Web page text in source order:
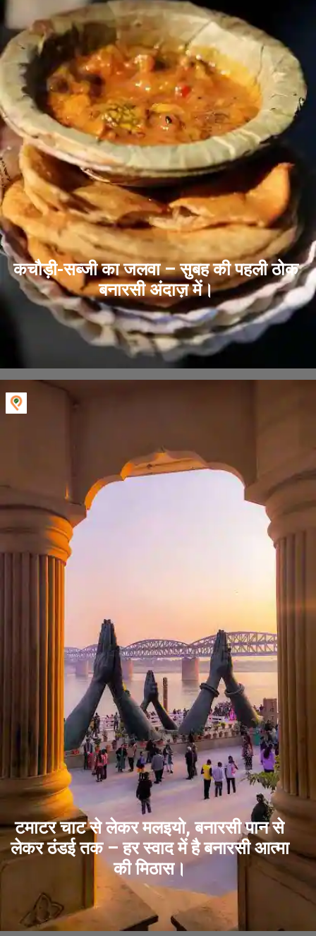
कचौड़ी-सब्जी का जलवा – सुबह की पहली ठोक
बनारसी अंदाज़ में।
टमाटर चाट से लेकर मलइयो, बनारसी पान से
लेकर ठंडई तक – हर स्वाद में है बनारसी आत्मा
की मिठास।